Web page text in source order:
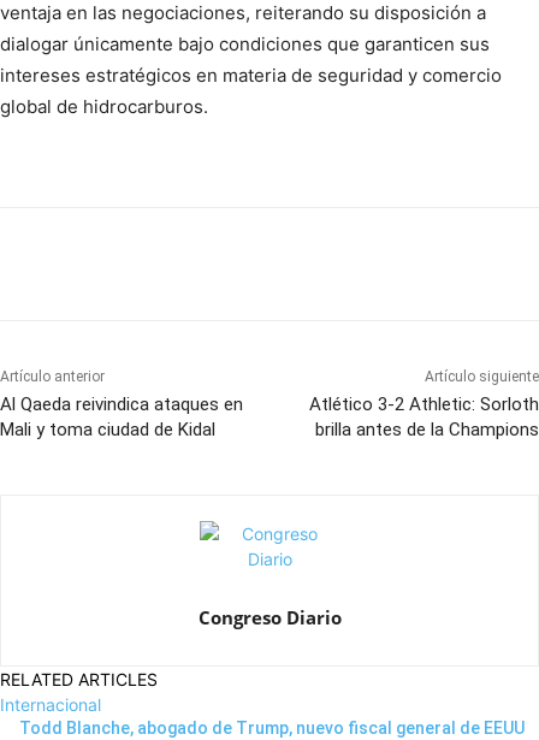
ventaja en las negociaciones, reiterando su disposición a
dialogar únicamente bajo condiciones que garanticen sus
intereses estratégicos en materia de seguridad y comercio
global de hidrocarburos.
Artículo anterior
Al Qaeda reivindica ataques en
Mali y toma ciudad de Kidal
Artículo siguiente
Atlético 3-2 Athletic: Sorloth
brilla antes de la Champions
Congreso Diario
RELATED ARTICLES
Internacional
Todd Blanche, abogado de Trump, nuevo fiscal general de EEUU